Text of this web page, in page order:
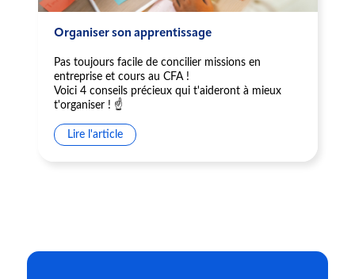
Organiser son apprentissage
Pas toujours facile de concilier missions en
entreprise et cours au CFA !
Voici 4 conseils précieux qui t'aideront à mieux
t'organiser ! ☝️
Lire l'article